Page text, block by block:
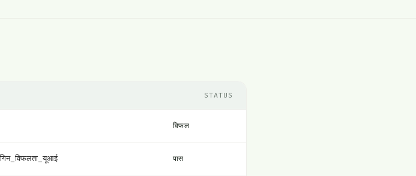
STATUS
विफल
पास